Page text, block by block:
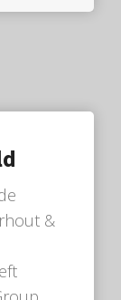
&